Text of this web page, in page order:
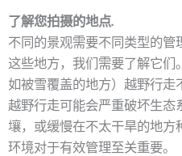
了解您拍摄的地点.
不同的景观需要不同类型的
这些地方，我们需要了解它们
如被雪覆盖的地方）越野行走
越野行走可能会严重破坏生态
壤，或缓慢在不太干旱的地方
环境对于有效管理至关重要。